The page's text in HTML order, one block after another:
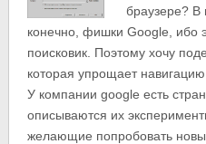
браузере? В
конечно, фишки Google, ибо
поисковик. Поэтому хочу
которая упрощает
У компании google есть
описываются их
желающие попробовать